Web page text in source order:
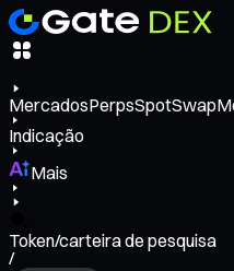
MercadosPerpsSpotSwap
Indicação
Mais
Token/carteira de pesquisa
/